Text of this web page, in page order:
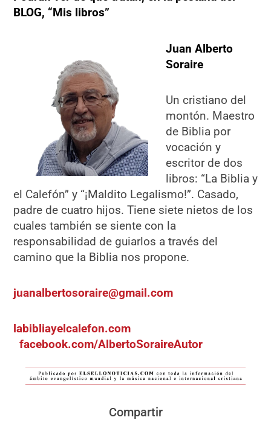
BLOG, “Mis libros”
Juan Alberto
Soraire
Un cristiano del
montón. Maestro
de Biblia por
vocación y
escritor de dos
libros: “La Biblia y
el Calefón” y “¡Maldito Legalismo!”. Casado,
padre de cuatro hijos. Tiene siete nietos de los
cuales también se siente con la
responsabilidad de guiarlos a través del
camino que la Biblia nos propone.
juanalbertosoraire@gmail.com
labibliayelcalefon.com
facebook.com/AlbertoSoraireAutor
Compartir